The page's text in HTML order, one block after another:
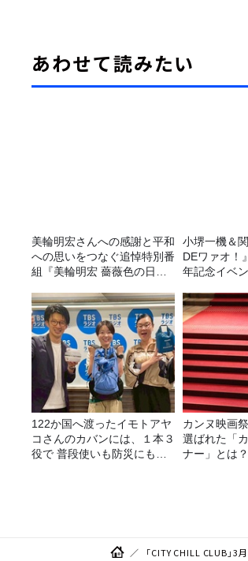
あわせて読みたい
美輪明宏さんへの感謝と平和
への思いをつなぐ追悼特別番
組『美輪明宏 薔薇色の日曜
～』8/9（日）16時放送
小堺一機＆
DEワァオ！
年記念イベ
FC先行受付
122か国へ渡ったイモトアヤ
コさんのカバンには、１本３
役で 普段使いも防災にもな
カンヌ映画
選ばれた「
ナー」とは
「CITY CHILL CLUB」3